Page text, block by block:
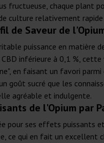
fructueuse, chaque plant
culture relativement
de Saveur de
puissance en
CBD inférieure à 0,1 %,
en faisant un favori
goût sucré que les
agréable et indulgente.
de l'Opium par
pour ses effets puissants
ce qui en fait un excellent